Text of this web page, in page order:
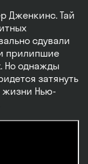
Дженкинс. Тай
сдували
прилипшие
Но однажды
затянуть
жизни Нью-